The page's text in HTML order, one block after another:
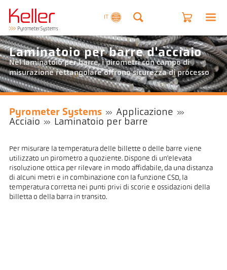
IT
Laminatoio per barre d'acciaio
Nel laminatoio per barre, i pirometri con campo di
misurazione rettangolare offrono sicurezza di processo
Pyrometer Systems
Applicazione
Acciaio
Laminatoio per barre
Per misurare la temperatura delle billette o delle barre viene
utilizzato un pirometro a quoziente. Dispone di un'elevata
risoluzione ottica per rilevare in modo affidabile, da una distanza
di alcuni metri e in combinazione con la funzione CSD, la
temperatura corretta nei punti privi di scorie e ossidazioni della
billetta o della barra in transito.